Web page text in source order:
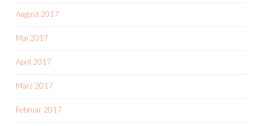
August 2017
Mai 2017
April 2017
März 2017
Februar 2017